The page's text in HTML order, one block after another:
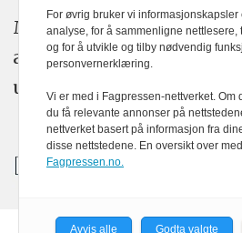
Medier24s redaksjon
ansvar for publisert
uten bruk av kunstig
For øvrig bruker vi
analyse, for å sammenligne
og for å utvikle og tilby nødvendig
personvernerklæring.
Vi er med i Fagpressen-nettverket. Om
du få relevante annonser på
nettverket basert på informasjon fra
disse nettstedene. En oversikt over
Fagpressen.no.
Avvis alle Godta valgte